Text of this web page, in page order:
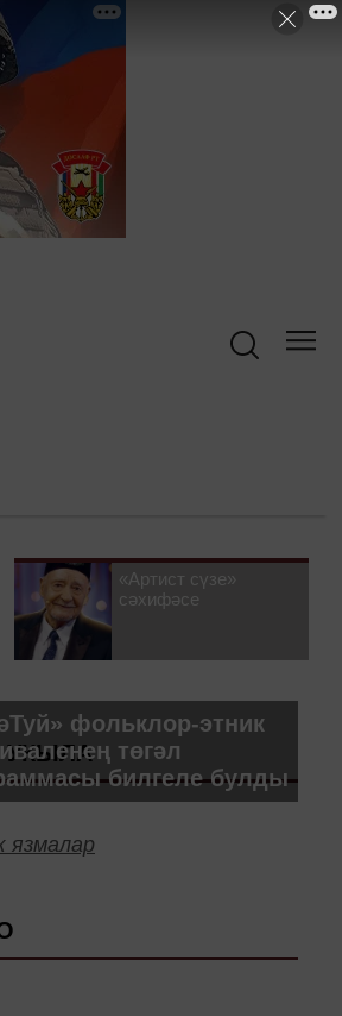
«Артист сүзе»
сәхифәсе
фольклор-этник
төгәл
билгеле булды
язмалар